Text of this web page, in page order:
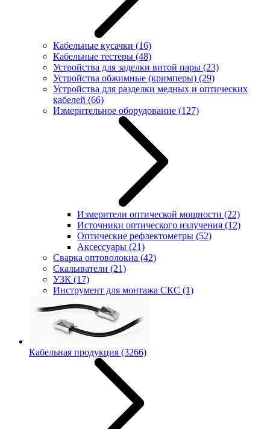
Кабельные кусачки (16)
Кабельные тестеры (48)
Устройства для заделки витой пары (23)
Устройства обжимные (кримперы) (29)
Устройства для разделки медных и оптических
кабелей (66)
Измерительное оборудование (127)
Измерители оптической мощности (22)
Источники оптического излучения (12)
Оптические рефлектометры (52)
Аксессуары (21)
Сварка оптоволокна (42)
Скалыватели (21)
УЗК (17)
Инструмент для монтажа СКС (1)
Кабельная продукция (3266)